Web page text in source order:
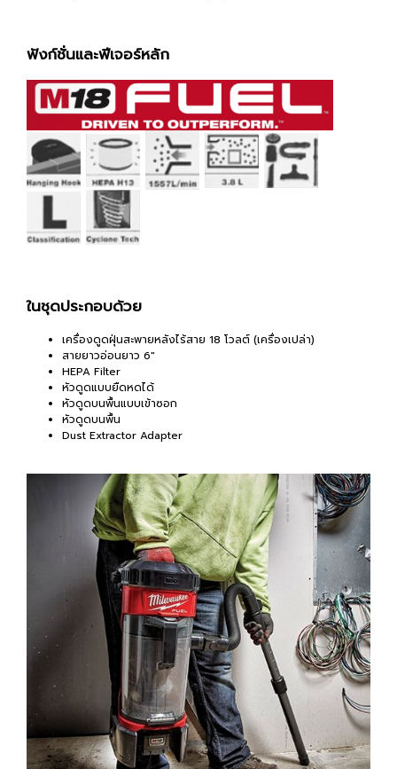
ฟังก์ชั่นและฟีเจอร์หลัก
ในชุดประกอบด้วย
เครื่องดูดฝุ่นสะพายหลังไร้สาย 18 โวลต์ (เครื่องเปล่า)
สายยาวอ่อนยาว 6"
HEPA Filter
หัวดูดแบบยืดหดได้
หัวดูดบนพื้นแบบเข้าซอก
หัวดูดบนพื้น
Dust Extractor Adapter